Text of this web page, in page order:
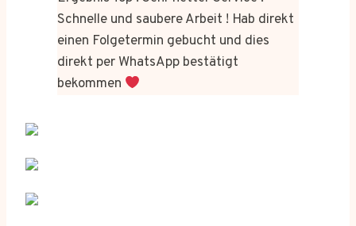
Schnelle und saubere Arbeit ! Hab direkt
einen Folgetermin gebucht und dies
direkt per WhatsApp bestätigt
bekommen